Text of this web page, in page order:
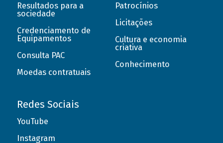
Resultados para a
sociedade
Credenciamento de
Equipamentos
Consulta PAC
Moedas contratuais
Patrocínios
Licitações
Cultura e economia
criativa
Conhecimento
Redes Sociais
YouTube
Instagram